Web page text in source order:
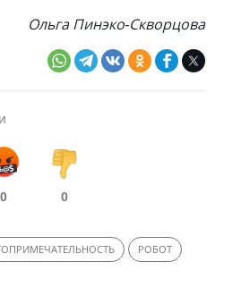
Ольга Пинэко-Скворцова
0 0
РОБОТ